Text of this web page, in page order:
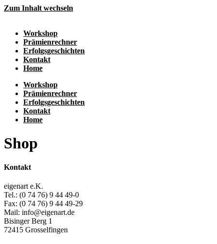
Zum Inhalt wechseln
Workshop
Prämienrechner
Erfolgsgeschichten
Kontakt
Home
Workshop
Prämienrechner
Erfolgsgeschichten
Kontakt
Home
Shop
Kontakt
eigenart e.K.
Tel.: (0 74 76) 9 44 49-0
Fax: (0 74 76) 9 44 49-29
Mail: info@eigenart.de
Bisinger Berg 1
72415 Grosselfingen